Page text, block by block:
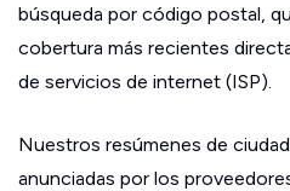
búsqueda por código postal,
cobertura más recientes
de servicios de internet (ISP).
Nuestros resúmenes de
anunciadas por los